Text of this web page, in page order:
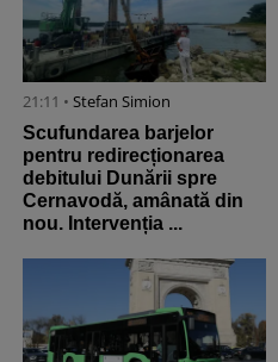
21:11 • Stefan Simion
Scufundarea barjelor
pentru redirecționarea
debitului Dunării spre
Cernavodă, amânată din
nou. Intervenția ...